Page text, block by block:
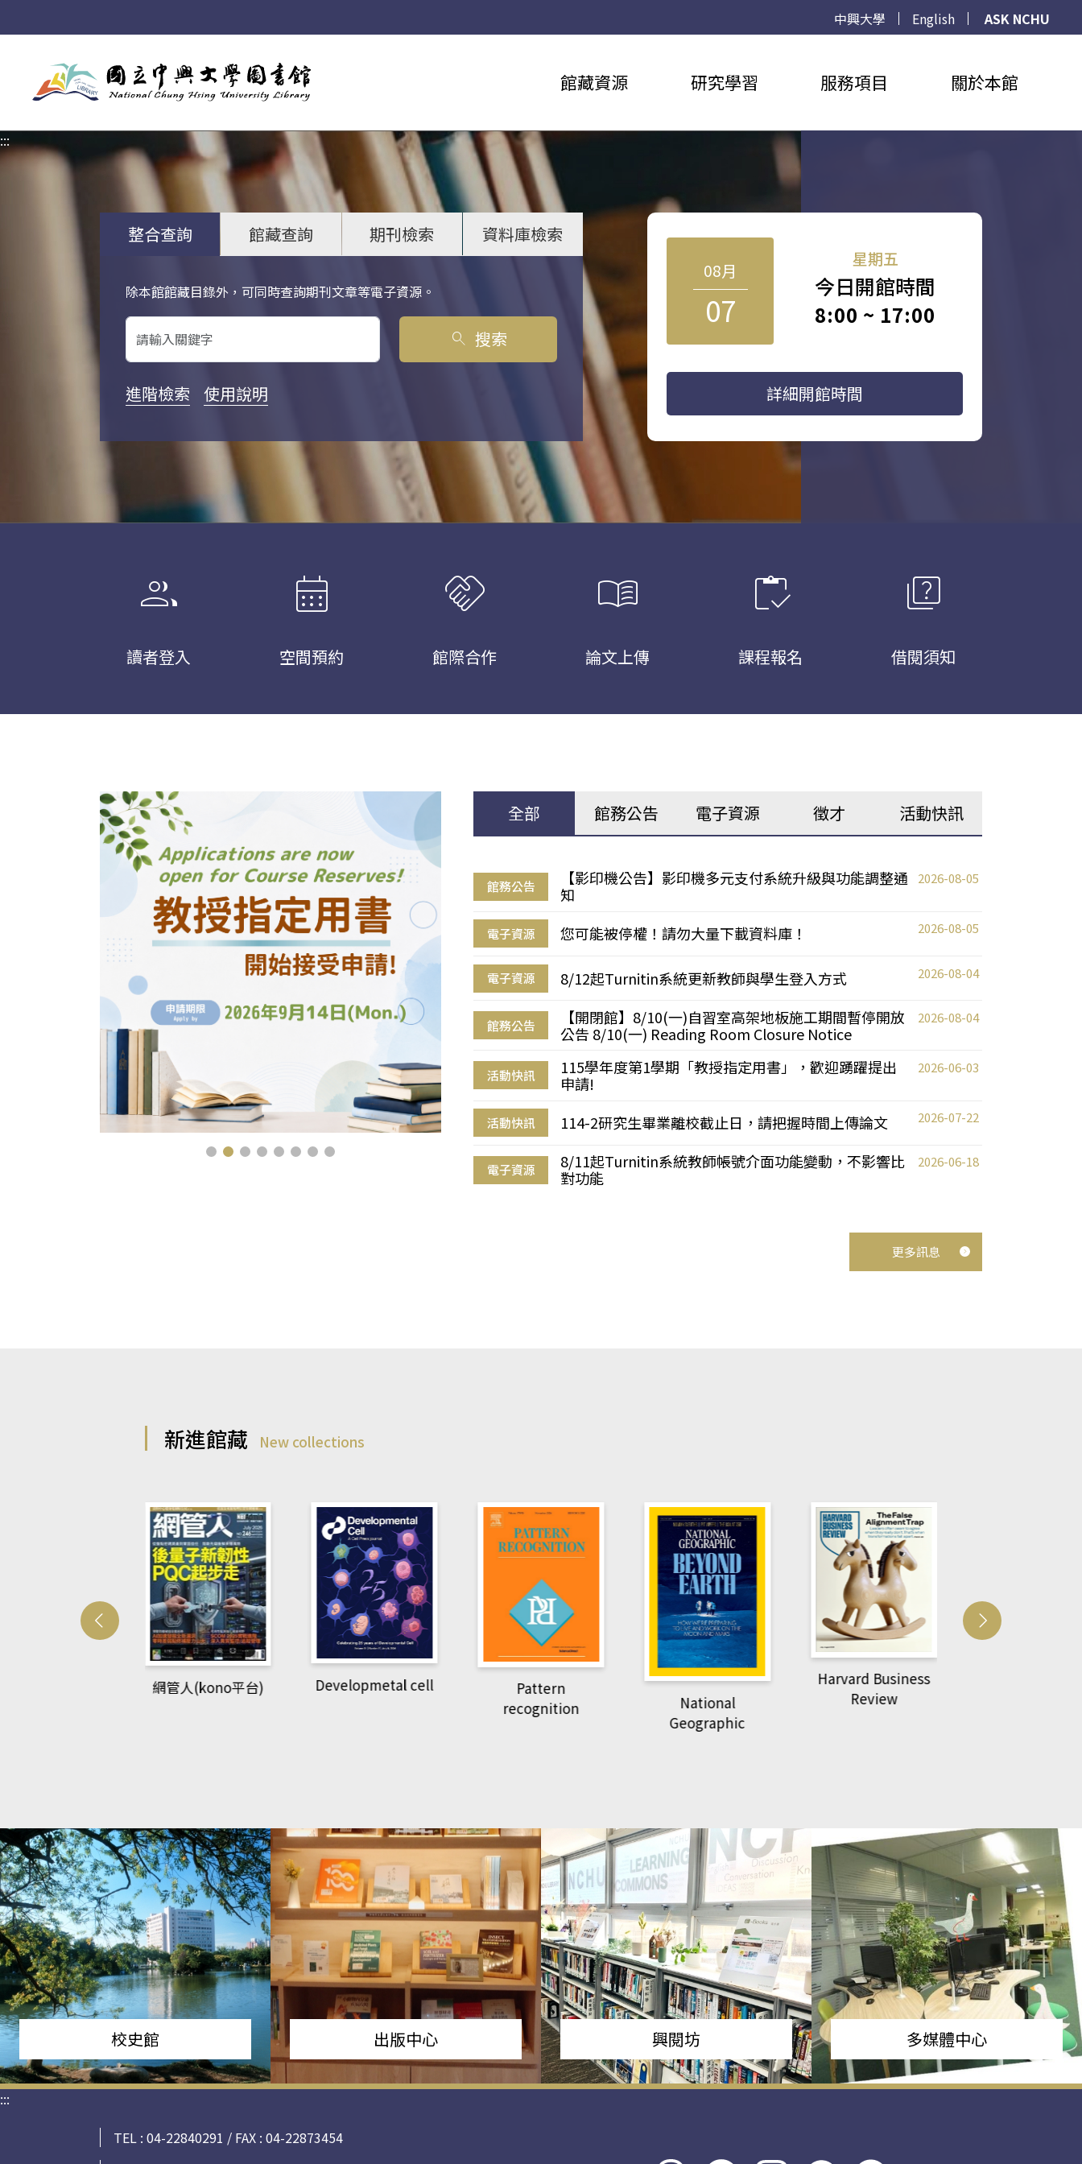
中興大學 English
ASK NCHU
館藏資源 研究學習 服務項目 關於本館
:::
整合查詢 館藏查詢 期刊檢索 資料庫檢索
除本館館藏目錄外，可同時查詢期刊文章等電子資源。
關鍵字搜尋
search 搜索
進階檢索 使用說明
08月
07
星期五
今日開館時間
8:00 ~ 17:00
詳細開館時間
group
讀者登入
calendar_month
空間預約
handshake
館際合作
menu_book
論文上傳
inventory
課程報名
quiz
借閱須知
全部 館務公告 電子資源 徵才 活動快訊
館務公告
【影印機公告】影印機多元支付系統升級與功能調整通
知
2026-08-05
電子資源 您可能被停權！請勿大量下載資料庫！ 2026-08-05
電子資源 8/12起Turnitin系統更新教師與學生登入方式 2026-08-04
館務公告
【開閉館】8/10(一)自習室高架地板施工期間暫停開放
公告 8/10(一) Reading Room Closure Notice
2026-08-04
活動快訊
115學年度第1學期「教授指定用書」，歡迎踴躍提出
申請!
2026-06-03
活動快訊 114-2研究生畢業離校截止日，請把握時間上傳論文 2026-07-22
電子資源
8/11起Turnitin系統教師帳號介面功能變動，不影響比
對功能
2026-06-18
更多訊息
新進館藏 New collections
網管人(kono平台) Developmetal cell
Pattern
recognition
National
Geographic
Harvard Business
Review
校史館 出版中心 興閱坊 多媒體中心
:::
TEL : 04-22840291 / FAX : 04-22873454